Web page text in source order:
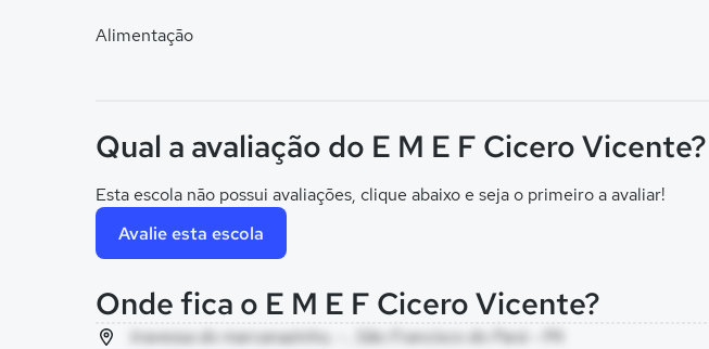
Alimentação
Qual a avaliação do E M E F Cicero Vicente?
Esta escola não possui avaliações, clique abaixo e seja o primeiro a avaliar!
Avalie esta escola
Onde fica o E M E F Cicero Vicente?
travessa do marcanazinho, - , São Francisco do Pará - PA